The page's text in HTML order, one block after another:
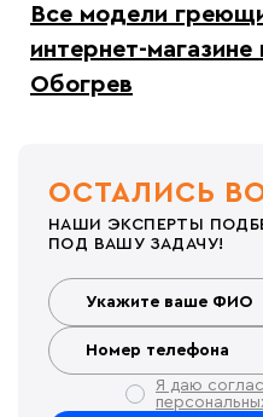
Все модели
интернет-
Обогрев
ОСТАЛИСЬ
НАШИ ЭКСПЕРТЫ
ПОД ВАШУ ЗАДАЧУ!
Я даю